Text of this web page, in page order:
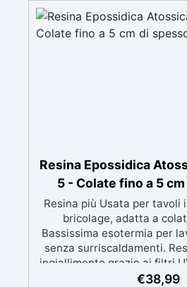
Certificata Atossica post
con la pelle, BPA free
Resina Epossidica
5 - Colate fino a 5
Resina più Usata per tavoli
bricolage, adatta a
Bassissima esotermia per
senza surriscaldamenti.
ingiallimento grazie ai filtri
meccanica. Bassa viscosità
€38,99